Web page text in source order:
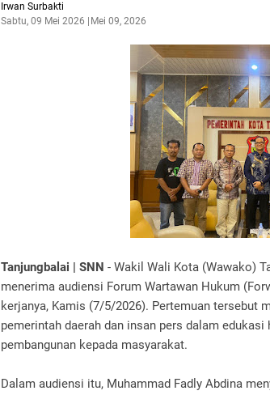
Irwan Surbakti
Sabtu, 09 Mei 2026
Mei 09, 2026
Tanjungbalai | SNN - Wakil Wali Kota (Wawako)
menerima audiensi Forum Wartawan Hukum
kerjanya, Kamis (7/5/2026). Pertemuan tersebut
pemerintah daerah dan insan pers dalam
pembangunan kepada masyarakat.
Dalam audiensi itu, Muhammad Fadly Abdina